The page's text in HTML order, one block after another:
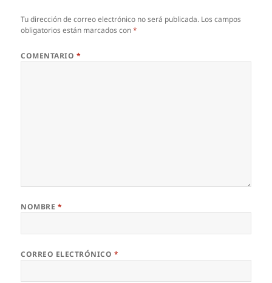
Tu dirección de correo electrónico no será publicada. Los campos
obligatorios están marcados con*
COMENTARIO *
NOMBRE *
CORREO ELECTRÓNICO *